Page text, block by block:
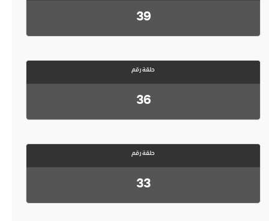
39
حلقة رقم
36
حلقة رقم
33